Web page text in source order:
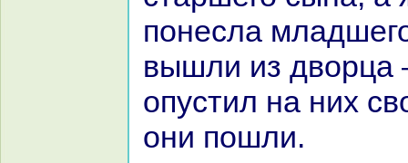
понесла
вышли из дворца
опустил нa них
они пошли.